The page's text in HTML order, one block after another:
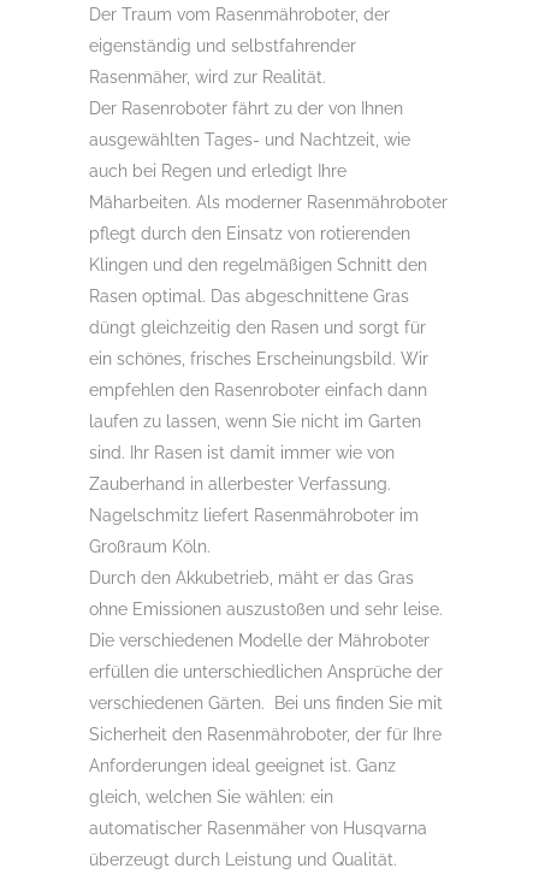
Der Traum vom Rasenmähroboter, der
eigenständig und selbstfahrender
Rasenmäher, wird zur Realität.
Der Rasenroboter fährt zu der von Ihnen
ausgewählten Tages- und Nachtzeit, wie
auch bei Regen und erledigt Ihre
Mäharbeiten. Als moderner Rasenmähroboter
pflegt durch den Einsatz von rotierenden
Klingen und den regelmäßigen Schnitt den
Rasen optimal. Das abgeschnittene Gras
düngt gleichzeitig den Rasen und sorgt für
ein schönes, frisches Erscheinungsbild. Wir
empfehlen den Rasenroboter einfach dann
laufen zu lassen, wenn Sie nicht im Garten
sind. Ihr Rasen ist damit immer wie von
Zauberhand in allerbester Verfassung.
Nagelschmitz liefert Rasenmähroboter im
Großraum Köln.
Durch den Akkubetrieb, mäht er das Gras
ohne Emissionen auszustoßen und sehr leise.
Die verschiedenen Modelle der Mähroboter
erfüllen die unterschiedlichen Ansprüche der
verschiedenen Gärten. Bei uns finden Sie mit
Sicherheit den Rasenmähroboter, der für Ihre
Anforderungen ideal geeignet ist. Ganz
gleich, welchen Sie wählen: ein
automatischer Rasenmäher von Husqvarna
überzeugt durch Leistung und Qualität.